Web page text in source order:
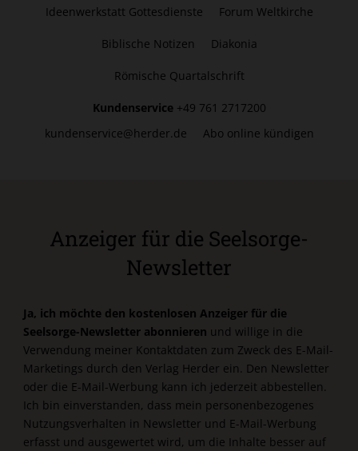
Ideenwerkstatt Gottesdienste Forum Weltkirche
Biblische Notizen Diakonia
Römische Quartalschrift
Kundenservice +49 761 2717200
kundenservice@herder.de
Abo online kündigen
Anzeiger für die Seelsorge-
Newsletter
Ja, ich möchte den kostenlosen Anzeiger für die
Seelsorge-Newsletter abonnieren und willige in die
Verwendung meiner Kontaktdaten zum Zweck des E-Mail-
Marketings durch den Verlag Herder ein. Den Newsletter
oder die E-Mail-Werbung kann ich jederzeit abbestellen.
Ich bin einverstanden, dass mein personenbezogenes
Nutzungsverhalten in Newsletter und E-Mail-Werbung
erfasst und ausgewertet wird, um die Inhalte besser auf